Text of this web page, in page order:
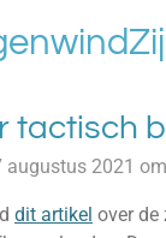
tactisch
augustus 2021
dit artikel over de